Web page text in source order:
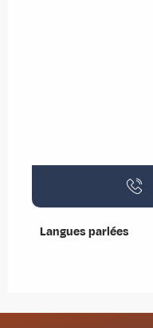
Langues parlées
Langues parlées